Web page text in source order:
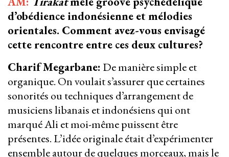
d’obédience indonésienne et mélodies
orientales. Comment avez-vous envisagé
cette rencontre entre ces deux cultures?
Charif Megarbane: De manière simple et
organique. On voulait s’assurer que certaines
sonorités ou techniques d’arrangement de
musiciens libanais et indonésiens qui ont
marqué Ali et moi-même puissent être
présentes. L’idée originale était d’expérimenter
ensemble autour de quelques morceaux, mais le